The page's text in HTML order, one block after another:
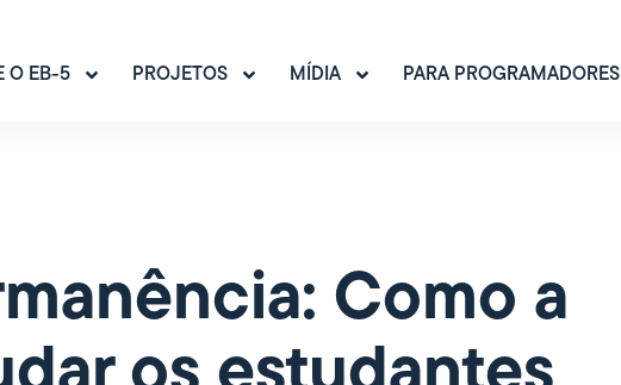
O EB-5 PROJETOS MÍDIA PARA PROGRAMADORES
Como a